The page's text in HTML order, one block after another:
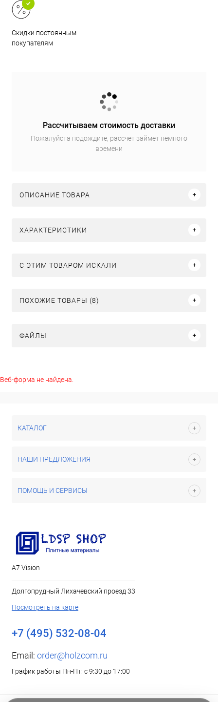
Скидки постоянным
покупателям
Рассчитываем стоимость доставки
Пожалуйста подождите, рассчет займет немного
времени
ОПИСАНИЕ ТОВАРА
ХАРАКТЕРИСТИКИ
C ЭТИМ ТОВАРОМ ИСКАЛИ
ПОХОЖИЕ ТОВАРЫ (8)
ФАЙЛЫ
Веб-форма не найдена.
КАТАЛОГ
НАШИ ПРЕДЛОЖЕНИЯ
ПОМОЩЬ И СЕРВИСЫ
А7 Vision
Долгопрудный Лихачевский проезд 33
Посмотреть на карте
+7 (495) 532-08-04
Email: order@holzcom.ru
График работы Пн-Пт: с 9:30 до 17:00